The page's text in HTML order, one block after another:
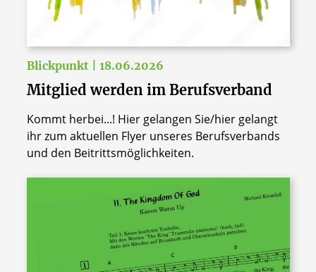
Blickpunkt | 18.06.2026
Mitglied werden im Berufsverband
Kommt herbei...! Hier gelangen Sie/hier gelangt
ihr zum aktuellen Flyer unseres Berufsverbands
und den Beitrittsmöglichkeiten.